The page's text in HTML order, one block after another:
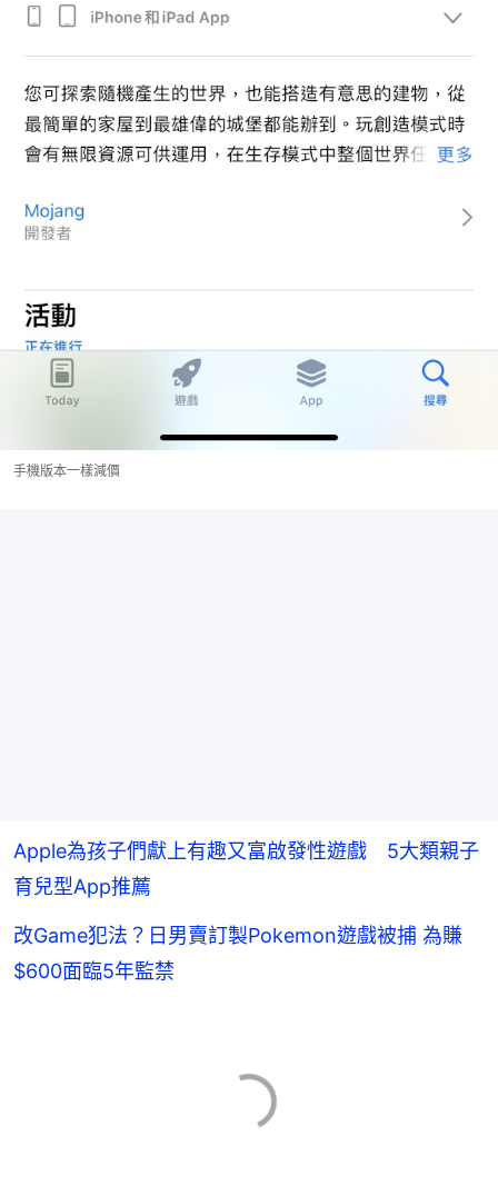
手機版本一樣減價
Apple為孩子們獻上有趣又富啟發性遊戲 5大類親子
育兒型App推薦
改Game犯法？日男賣訂製Pokemon遊戲被捕 為賺
$600面臨5年監禁